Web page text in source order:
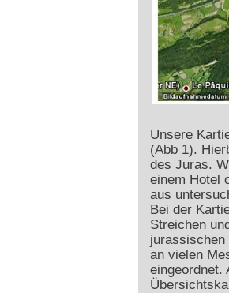
Unsere
(Abb 1).
des Juras.
einem Hotel
aus
Bei der
Streichen
jurassischen
an vielen
eingeordnet.